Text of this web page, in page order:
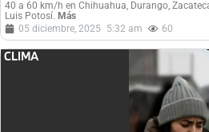
40 a 60 km/h en Chihuahua, Durango,
Luis Potosí. Más
05 diciembre, 2025
5:32 am 60
CLIMA